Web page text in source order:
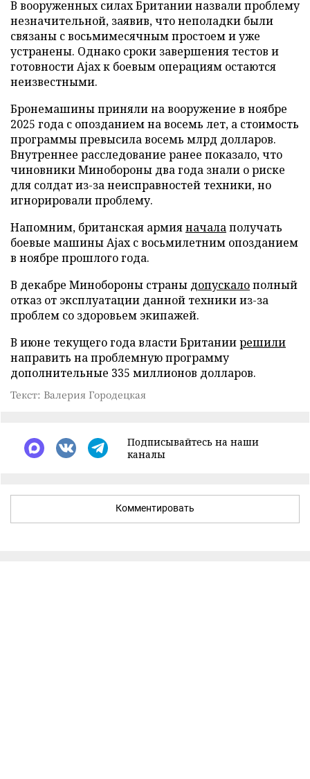
В вооруженных силах Британии назвали проблему
незначительной, заявив, что неполадки были
связаны с восьмимесячным простоем и уже
устранены. Однако сроки завершения тестов и
готовности Ajax к боевым операциям остаются
неизвестными.
Бронемашины приняли на вооружение в ноябре
2025 года с опозданием на восемь лет, а стоимость
программы превысила восемь млрд долларов.
Внутреннее расследование ранее показало, что
чиновники Минобороны два года знали о риске
для солдат из-за неисправностей техники, но
игнорировали проблему.
Напомним, британская армияначалаполучать
боевые машины Ajax с восьмилетним опозданием
в ноябре прошлого года.
В декабре Минобороны страны допускалополный
отказ от эксплуатации данной техники из-за
проблем со здоровьем экипажей.
В июне текущего года власти Британиирешили
направить на проблемную программу
дополнительные 335 миллионов долларов.
Текст: Валерия Городецкая
Подписывайтесь на наши
каналы
Комментировать